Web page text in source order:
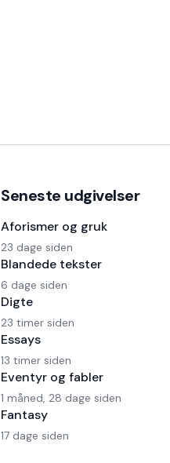
Seneste udgivelser
Aforismer og gruk
23 dage siden
Blandede tekster
6 dage siden
Digte
23 timer siden
Essays
13 timer siden
Eventyr og fabler
1 måned, 28 dage siden
Fantasy
17 dage siden